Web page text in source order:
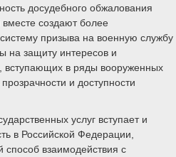
досудебного обжалования
создают более
призыва на военную службу
на защиту интересов и
вступающих в ряды вооруженных
и доступности
услуг вступает и
в Российской Федерации,
взаимодействия с